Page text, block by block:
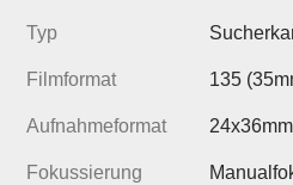
Typ
Filmformat 135
Aufnahmeformat 24x36mm
Fokussierung